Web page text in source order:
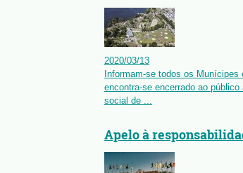
2020/03/13
Informam-se todos os
encontra-se encerrado ao
social de ...
Apelo à